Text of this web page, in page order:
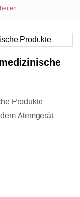
Produkte
Atemgerät